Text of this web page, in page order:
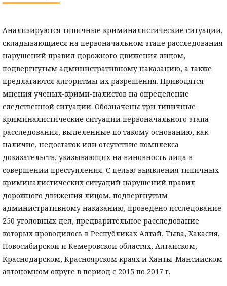
Анализируются типичные криминалистические ситуации,
складывающиеся на первоначальном этапе расследования
нарушений правил дорожного движения лицом,
подвергнутым административному наказанию, а также
предлагаются алгоритмы их разрешения. Приводятся
мнения ученых-крими-налистов на определение
следственной ситуации. Обозначены три типичные
криминалистические ситуации первоначального этапа
расследования, выделенные по такому основанию, как
наличие, недостаток или отсутствие комплекса
доказательств, указывающих на виновность лица в
совершении преступления. С целью выявления типичных
криминалистических ситуаций нарушений правил
дорожного движения лицом, подвергнутым
административному наказанию, проведено исследование
250 уголовных дел, предварительное расследование
которых проводилось в Республиках Алтай, Тыва, Хакасия,
Новосибирской и Кемеровской областях, Алтайском,
Краснодарском, Красноярском краях и Ханты-Мансийском
автономном округе в период с 2015 по 2017 г.